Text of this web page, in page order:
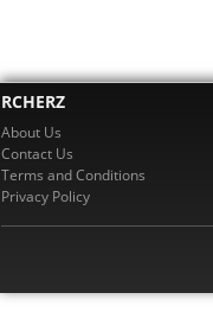
RCHERZ
About Us
Contact Us
Terms and Conditions
Privacy Policy